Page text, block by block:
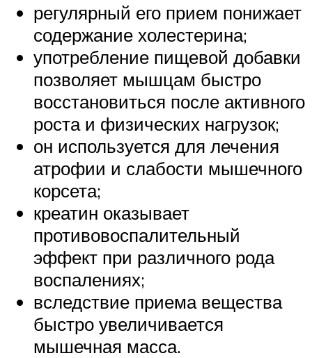
регулярный его прием понижает
содержание холестерина;
употребление пищевой добавки
позволяет мышцам быстро
восстановиться после активного
роста и физических нагрузок;
он используется для лечения
атрофии и слабости мышечного
корсета;
креатин оказывает
противовоспалительный
эффект при различного рода
воспалениях;
вследствие приема вещества
быстро увеличивается
мышечная масса.